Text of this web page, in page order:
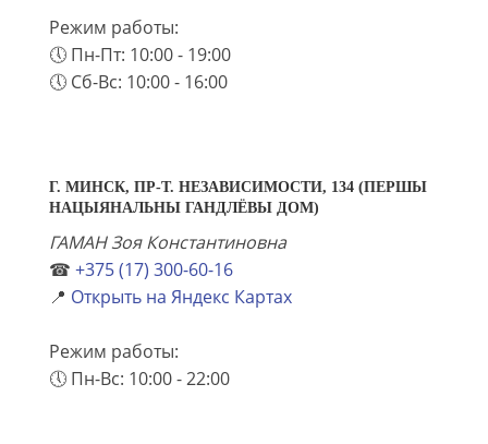
Режим работы:
🕔 Пн-Пт: 10:00 - 19:00
🕔 Сб-Вс: 10:00 - 16:00
Г. МИНСК, ПР-Т. НЕЗАВИСИМОСТИ, 134 (ПЕРШЫ
НАЦЫЯНАЛЬНЫ ГАНДЛЁВЫ ДОМ)
ГАМАН Зоя Константиновна
☎ +375 (17) 300-60-16
📍 Открыть на Яндекс Картах
Режим работы:
🕔 Пн-Вс: 10:00 - 22:00